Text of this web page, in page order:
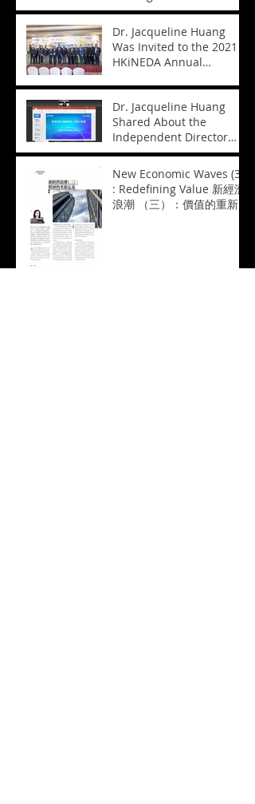
Its Valuation~ 碳資產的估
值~碳排放權交易機制及其
估值方法~
Dr. Jacqueline Huang
Was Invited to the 2021
HKiNEDA Annual
參加香港獨立非執行董事協
會週年會議2021
Dr. Jacqueline Huang
Shared About the
Independent Director
System in HK 黃瑋博士分
享關於香港的獨立董事制度
: 現狀與前景
New Economic Waves (3)
: Redefining Value 新經濟
浪潮 （三）：價值的重新